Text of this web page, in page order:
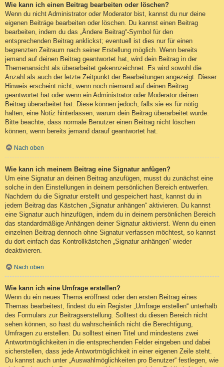
Wie kann ich einen Beitrag bearbeiten oder löschen?
Wenn du nicht Administrator oder Moderator bist, kannst du nur deine
eigenen Beiträge bearbeiten oder löschen. Du kannst einen Beitrag
bearbeiten, indem du das „Ändere Beitrag“-Symbol für den
entsprechenden Beitrag anklickst; eventuell ist dies nur für einen
begrenzten Zeitraum nach seiner Erstellung möglich. Wenn bereits
jemand auf deinen Beitrag geantwortet hat, wird dein Beitrag in der
Themenansicht als überarbeitet gekennzeichnet. Es wird sowohl die
Anzahl als auch der letzte Zeitpunkt der Bearbeitungen angezeigt. Dieser
Hinweis erscheint nicht, wenn noch niemand auf deinen Beitrag
geantwortet hat oder wenn ein Administrator oder Moderator deinen
Beitrag überarbeitet hat. Diese können jedoch, falls sie es für nötig
halten, eine Notiz hinterlassen, warum dein Beitrag überarbeitet wurde.
Bitte beachte, dass normale Benutzer einen Beitrag nicht löschen
können, wenn bereits jemand darauf geantwortet hat.
Nach oben
Wie kann ich meinem Beitrag eine Signatur anfügen?
Um eine Signatur an deinen Beitrag anzufügen, musst du zunächst eine
solche in den Einstellungen in deinem persönlichen Bereich entwerfen.
Nachdem du die Signatur erstellt und gespeichert hast, kannst du in
jedem Beitrag das Kästchen „Signatur anhängen“ aktivieren. Du kannst
eine Signatur auch hinzufügen, indem du in deinem persönlichen Bereich
das standardmäßige Anhängen deiner Signatur aktivierst. Wenn du einen
einzelnen Beitrag dennoch ohne Signatur verfassen möchtest, so kannst
du dort einfach das Kontrollkästchen „Signatur anhängen“ wieder
deaktivieren.
Nach oben
Wie kann ich eine Umfrage erstellen?
Wenn du ein neues Thema eröffnest oder den ersten Beitrag eines
Themas bearbeitest, findest du ein Register „Umfrage erstellen“ unterhalb
des Formulars zur Beitragserstellung. Solltest du diesen Bereich nicht
sehen können, so hast du wahrscheinlich nicht die Berechtigung,
Umfragen zu erstellen. Du solltest einen Titel und mindestens zwei
Antwortmöglichkeiten in die entsprechenden Felder eingeben und dabei
sicherstellen, dass jede Antwortmöglichkeit in einer eigenen Zeile steht.
Du kannst auch unter „Auswahlmöglichkeiten pro Benutzer“ festlegen, wie